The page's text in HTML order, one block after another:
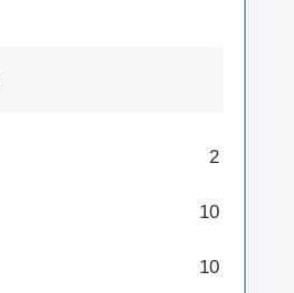
2
10
10